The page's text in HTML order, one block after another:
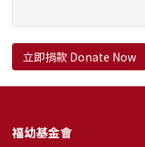
立即捐款 Donate Now
福幼基金會